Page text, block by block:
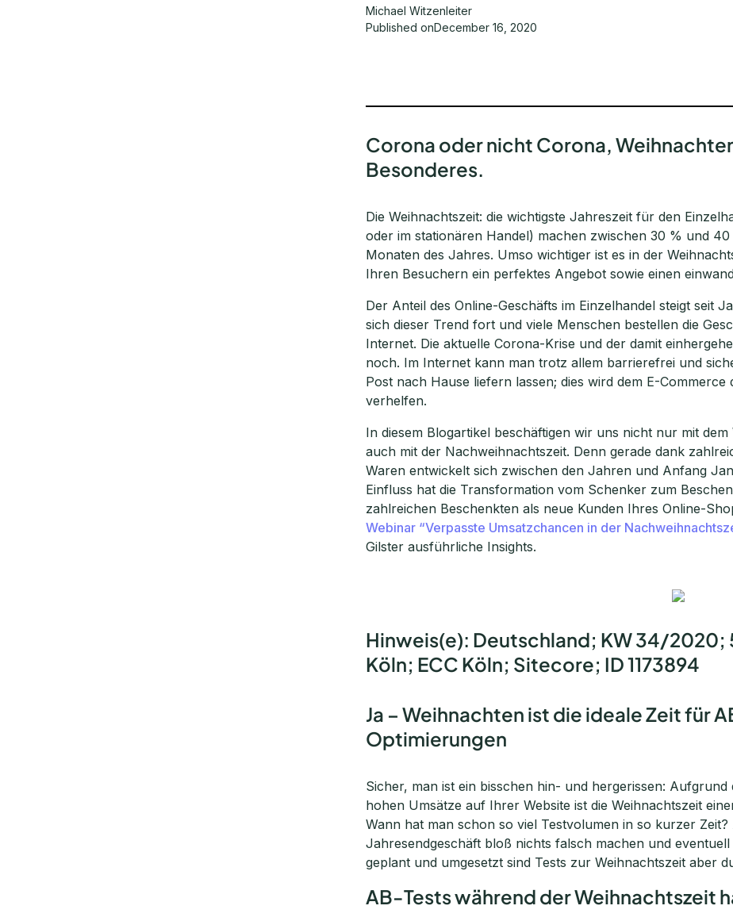
Michael Witzenleiter
Published onDecember 16, 2020
Corona oder nicht Corona,
Besonderes.
Die Weihnachtszeit: die wichtigste Jahreszeit für den
oder im stationären Handel) machen zwischen 30 % und
Monaten des Jahres. Umso wichtiger ist es in der
Ihren Besuchern ein perfektes Angebot sowie einen
Der Anteil des Online-Geschäfts im Einzelhandel steigt seit
sich dieser Trend fort und viele Menschen bestellen die
Internet. Die aktuelle Corona-Krise und der damit
noch. Im Internet kann man trotz allem barrierefrei und
Post nach Hause liefern lassen; dies wird dem E-
verhelfen.
In diesem Blogartikel beschäftigen wir uns nicht nur mit
auch mit der Nachweihnachtszeit. Denn gerade dank
Waren entwickelt sich zwischen den Jahren und Anfang
Einfluss hat die Transformation vom Schenker zum
zahlreichen Beschenkten als neue Kunden Ihres Online-
Webinar “Verpasste Umsatzchancen in der
Gilster ausführliche Insights.
Hinweis(e): Deutschland; KW 34/2020;
Köln; ECC Köln; Sitecore; ID 1173894
Ja – Weihnachten ist die ideale Zeit für
Optimierungen
Sicher, man ist ein bisschen hin- und hergerissen:
hohen Umsätze auf Ihrer Website ist die Weihnachtszeit
Wann hat man schon so viel Testvolumen in so kurzer
Jahresendgeschäft bloß nichts falsch machen und
geplant und umgesetzt sind Tests zur Weihnachtszeit aber
AB-Tests während der Weihnachtszeit